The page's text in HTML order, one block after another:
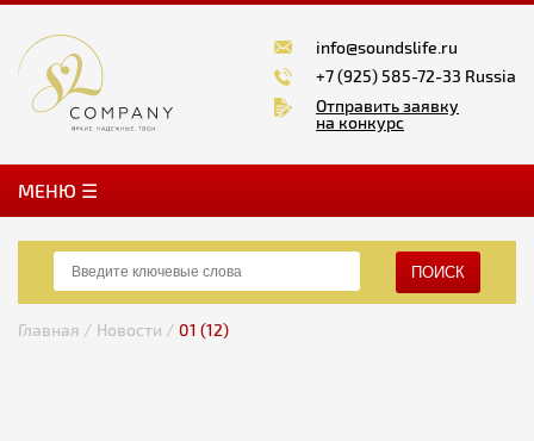
info@soundslife.ru
+7 (925) 585-72-33 Russia
Отправить заявку
на конкурс
MЕНЮ ☰
ПОИСК
Главная / Новости / 01 (12)